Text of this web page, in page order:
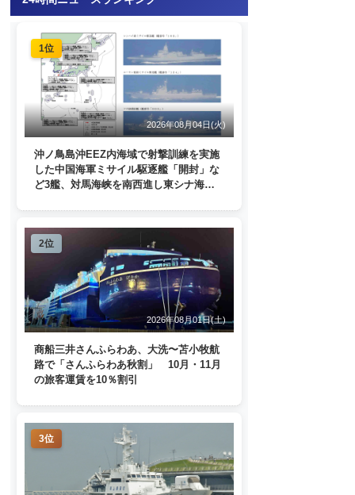
1位
2026年08月04日(火)
沖ノ鳥島沖EEZ内海域で射撃訓練を実施
した中国海軍ミサイル駆逐艦「開封」な
ど3艦、対馬海峡を南西進し東シナ海
2位
2026年08月01日(土)
商船三井さんふらわあ、大洗〜苫小牧航
路で「さんふらわあ秋割」 10月・11月
の旅客運賃を10％割引
3位